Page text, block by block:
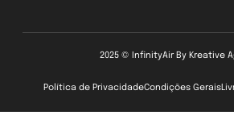
2025 © InfinityAir By Kreative
Política de PrivacidadeCondições Gerais